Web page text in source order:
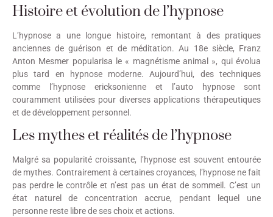
Histoire et évolution de l’hypnose
L’hypnose a une longue histoire, remontant à des pratiques
anciennes de guérison et de méditation. Au 18e siècle, Franz
Anton Mesmer popularisa le « magnétisme animal », qui évolua
plus tard en hypnose moderne. Aujourd’hui, des techniques
comme l’hypnose ericksonienne et l’auto hypnose sont
couramment utilisées pour diverses applications thérapeutiques
et de développement personnel.
Les mythes et réalités de l’hypnose
Malgré sa popularité croissante, l’hypnose est souvent entourée
de mythes. Contrairement à certaines croyances, l’hypnose ne fait
pas perdre le contrôle et n’est pas un état de sommeil. C’est un
état naturel de concentration accrue, pendant lequel une
personne reste libre de ses choix et actions.